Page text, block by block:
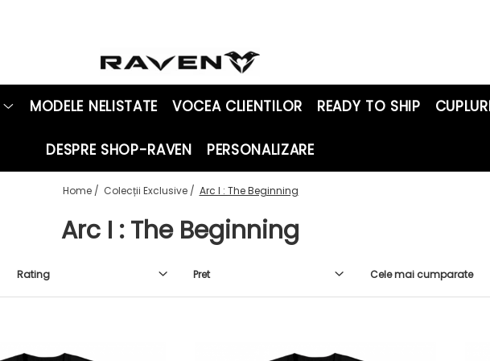
MODELE NELISTATE VOCEA CLIENTILOR READY TO SHIP
DESPRE SHOP-RAVEN PERSONALIZARE
Home / Colecții Exclusive / Arc I : The Beginning
Arc I : The Beginning
Rating Pret